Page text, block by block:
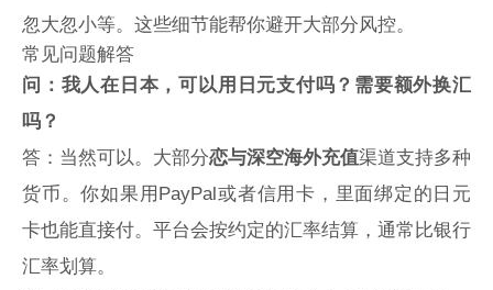
忽大忽小等。这些细节能帮你避开大部分风控。
常见问题解答
问：我人在日本，可以用日元支付吗？需要额外换汇
吗？
答：当然可以。大部分恋与深空海外充值渠道支持多种
货币。你如果用PayPal或者信用卡，里面绑定的日元
卡也能直接付。平台会按约定的汇率结算，通常比银行
汇率划算。